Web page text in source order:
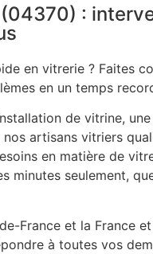
:
en vitrerie ? Faites
en un temps
de vitrine,
artisans vitriers
en matière de
minutes seulement,
France et la France
à toutes vos